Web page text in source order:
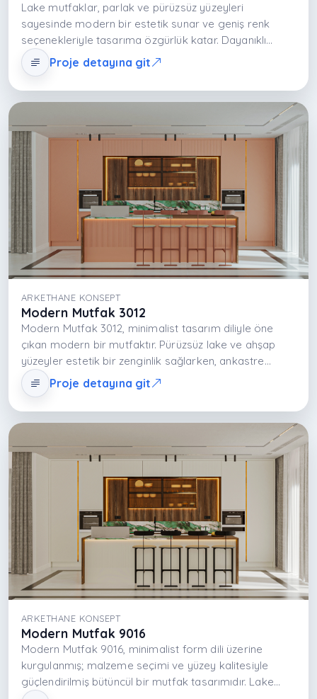
Lake mutfaklar, parlak ve pürüzsüz yüzeyleri
sayesinde modern bir estetik sunar ve geniş renk
seçenekleriyle tasarıma özgürlük katar. Dayanıklı
yapıları, uzun yıllar ilk günkü görünümü korumalarını
sağlar. Porselen tezgahlar ise çizilmez, ısıya dayanıklı
ve leke tutmayan özellikleriyle mutfakta hem hijyen
hem de kullanım kolaylığı yaratır. İnce, zarif
tasarımlarıyla lake dolaplarla uyumlu bir görünüm
oluşturur. Ankastre ürünler ise dolaplarla bütünleşerek
mutfakta düzenli, minimalist ve ergonomik bir alan
sağlar. Teknolojik özellikleri ve enerji verimliliğiyle
modern mutfak deneyimini tamamlar. Üçlü
kombinasyon, hem şıklığı hem işlevselliği en üst
seviyeye taşır.
Proje detayına git
ARKETHANE KONSEPT
Modern Mutfak 3012
Modern Mutfak 3012, minimalist tasarım diliyle öne
çıkan modern bir mutfaktır. Pürüzsüz lake ve ahşap
yüzeyler estetik bir zenginlik sağlarken, ankastre
cihazların entegre yerleşimi fonksiyonelliği artırır. Açık
ve ferah atmosfer, dingin renk paletiyle yaşam alanını
dönüştürür.
Proje detayına git
ARKETHANE KONSEPT
Modern Mutfak 9016
Modern Mutfak 9016, minimalist form dili üzerine
kurgulanmış; malzeme seçimi ve yüzey kalitesiyle
güçlendirilmiş bütüncül bir mutfak tasarımıdır. Lake